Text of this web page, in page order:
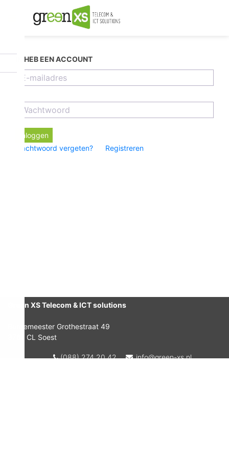
IK HEB EEN ACCOUNT
Inloggen
Wachtwoord vergeten?
Registreren
Green XS Telecom & ICT solutions
Burgemeester Grothestraat 49
3761 CL Soest
(088) 274 20 42 info@green-xs.nl